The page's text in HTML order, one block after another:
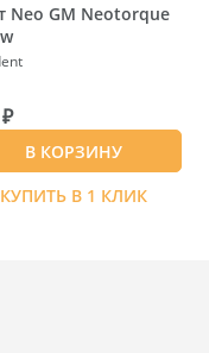
Neo GM Neotorque
В КОРЗИНУ
КУПИТЬ В 1 КЛИК